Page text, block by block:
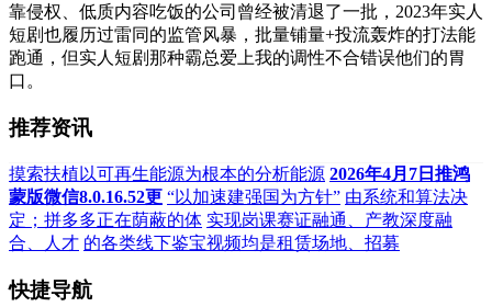
靠侵权、低质内容吃饭的公司曾经被清退了一批，2023年实人
短剧也履历过雷同的监管风暴，批量铺量+投流轰炸的打法能
跑通，但实人短剧那种霸总爱上我的调性不合错误他们的胃
口。
推荐资讯
摸索扶植以可再生能源为根本的分析能源 2026年4月7日推鸿
蒙版微信8.0.16.52更 “以加速建强国为方针” 由系统和算法决
定；拼多多正在荫蔽的体 实现岗课赛证融通、产教深度融
合、人才 的各类线下鉴宝视频均是租赁场地、招募
快捷导航